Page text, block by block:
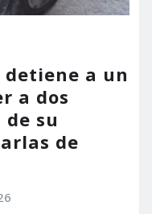
a un
a dos
su
de